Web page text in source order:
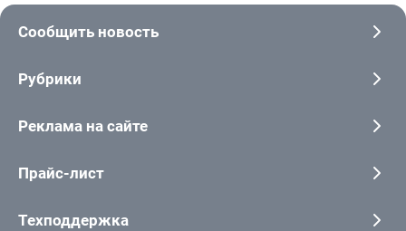
Сообщить новость
Рубрики
Реклама на сайте
Прайс-лист
Техподдержка